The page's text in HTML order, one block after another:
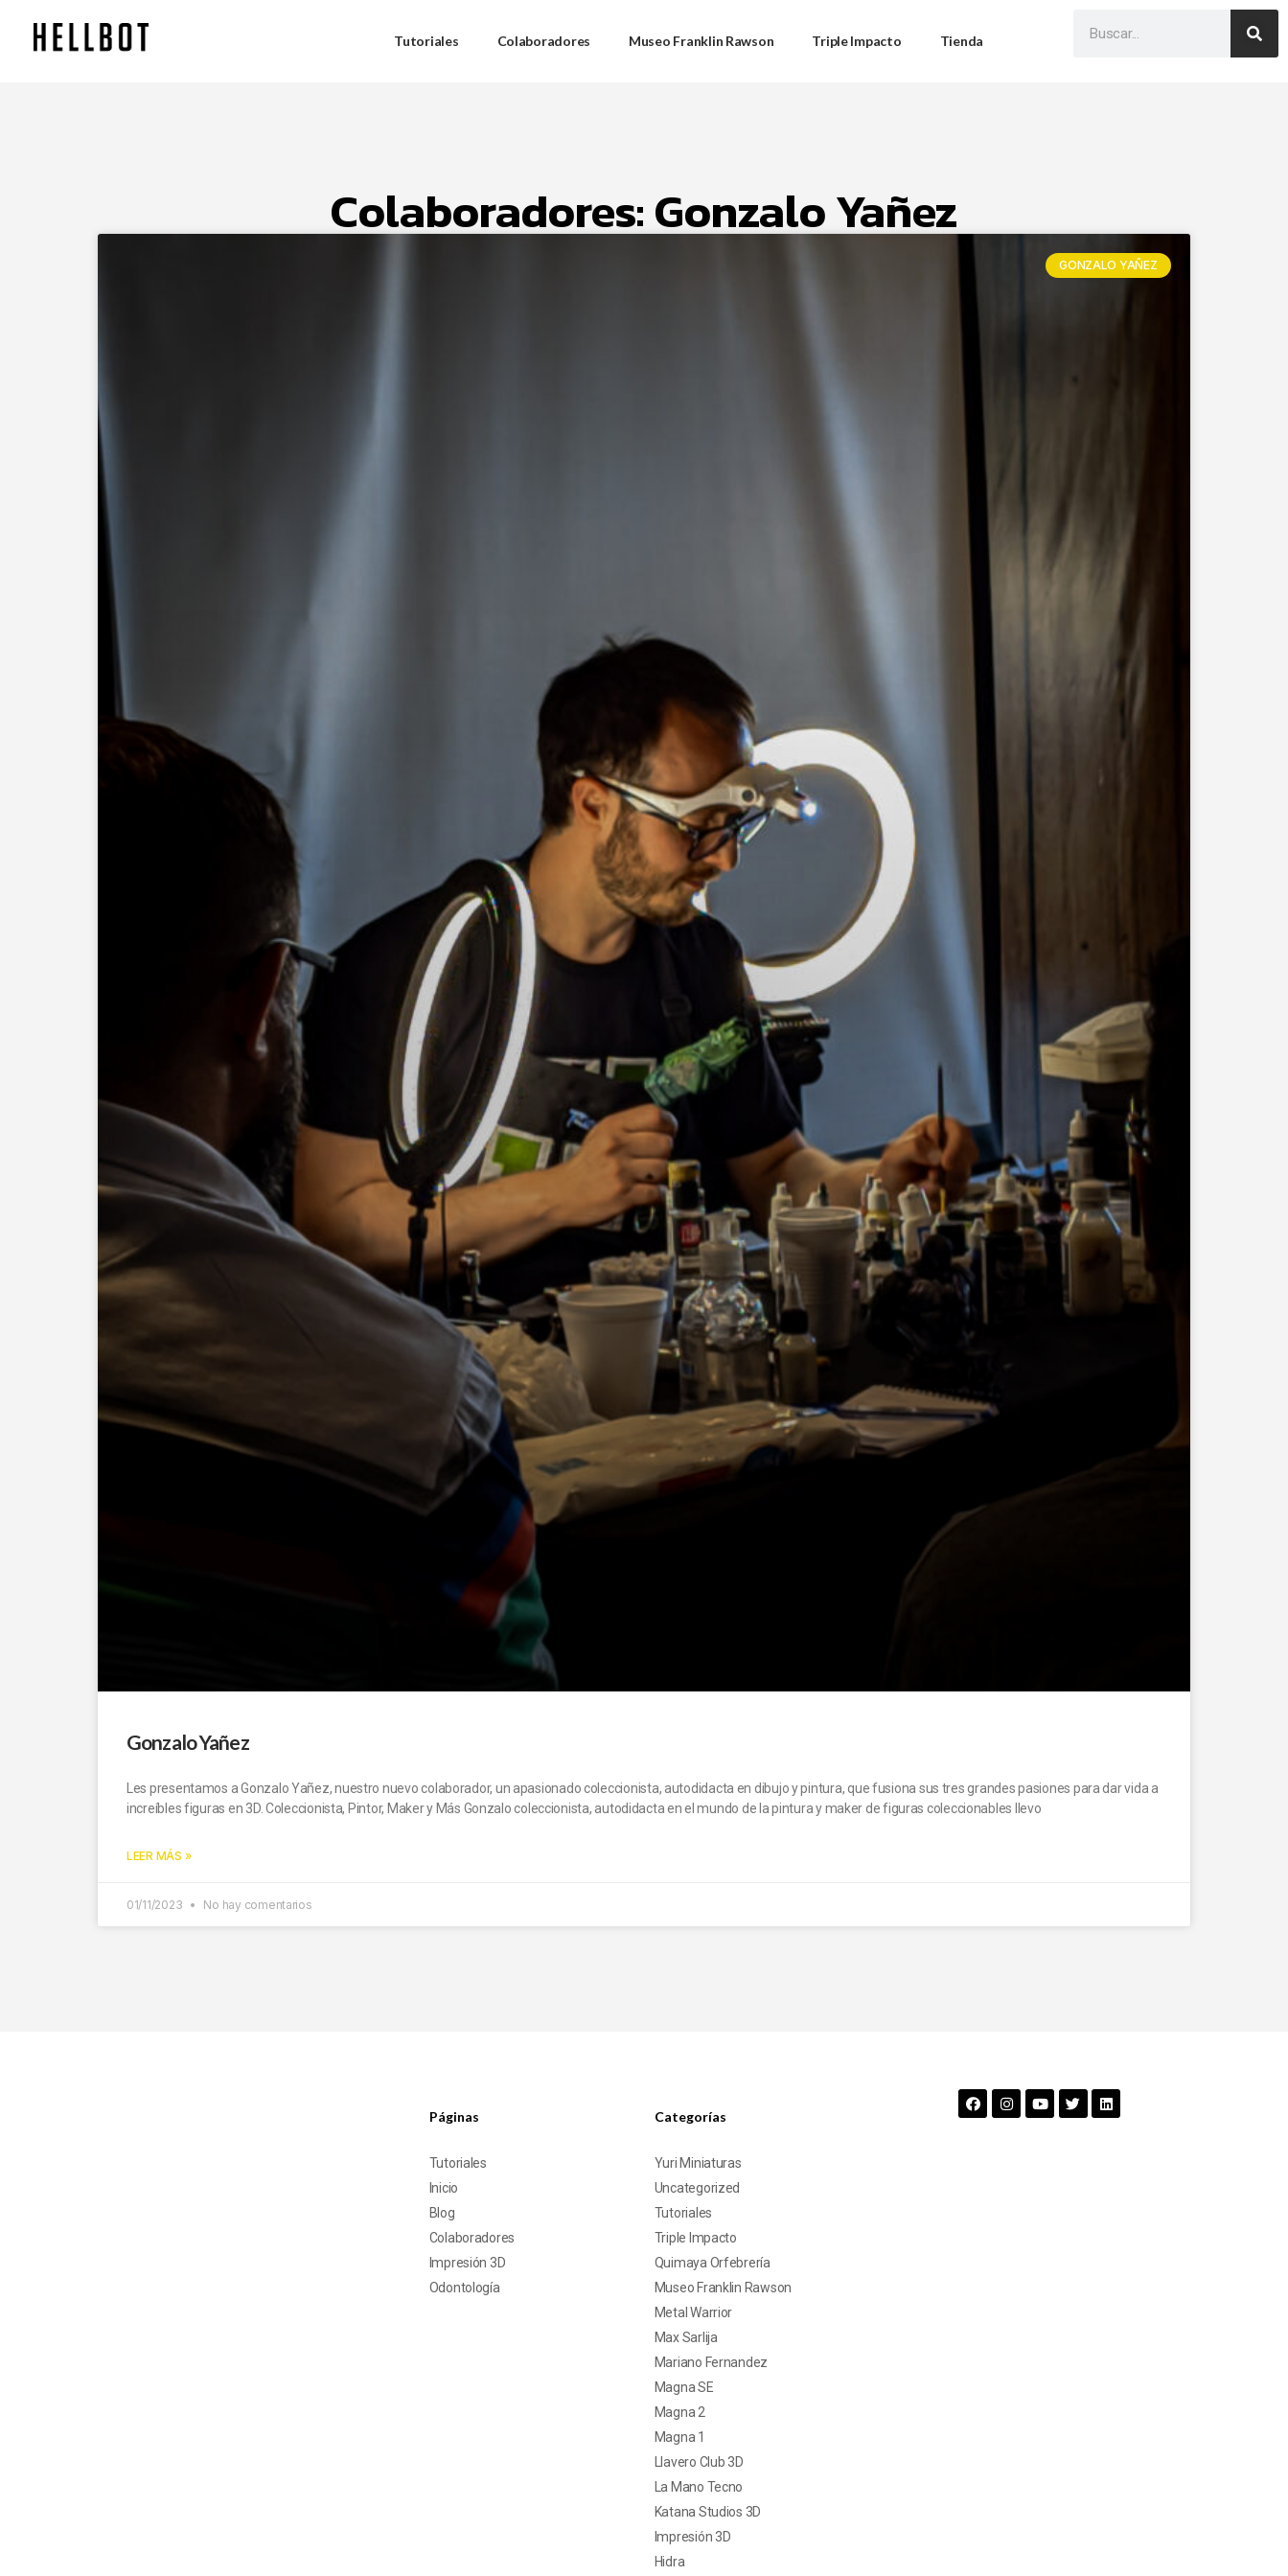
Tutoriales Colaboradores Museo Franklin Rawson Triple Impacto Tienda
Colaboradores: Gonzalo Yañez
GONZALO YAÑEZ
Gonzalo Yañez
Les presentamos a Gonzalo Yañez, nuestro nuevo colaborador, un apasionado coleccionista, autodidacta en dibujo y pintura, que fusiona sus tres grandes pasiones para dar vida a
increíbles figuras en 3D. Coleccionista, Pintor, Maker y Más Gonzalo coleccionista, autodidacta en el mundo de la pintura y maker de figuras coleccionables llevo
LEER MÁS »
01/11/2023 No hay comentarios
Páginas
Tutoriales
Inicio
Blog
Colaboradores
Impresión 3D
Odontología
Categorías
Yuri Miniaturas
Uncategorized
Tutoriales
Triple Impacto
Quimaya Orfebrería
Museo Franklin Rawson
Metal Warrior
Max Sarlija
Mariano Fernandez
Magna SE
Magna 2
Magna 1
Llavero Club 3D
La Mano Tecno
Katana Studios 3D
Impresión 3D
Hidra